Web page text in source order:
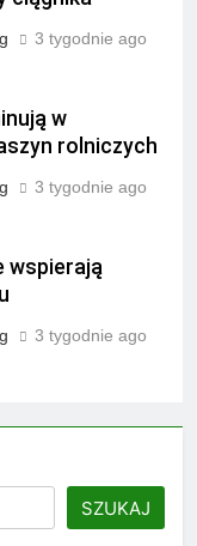
3 tygodnie ago
w
rolniczych
3 tygodnie ago
wspierają
3 tygodnie ago
SZUKAJ